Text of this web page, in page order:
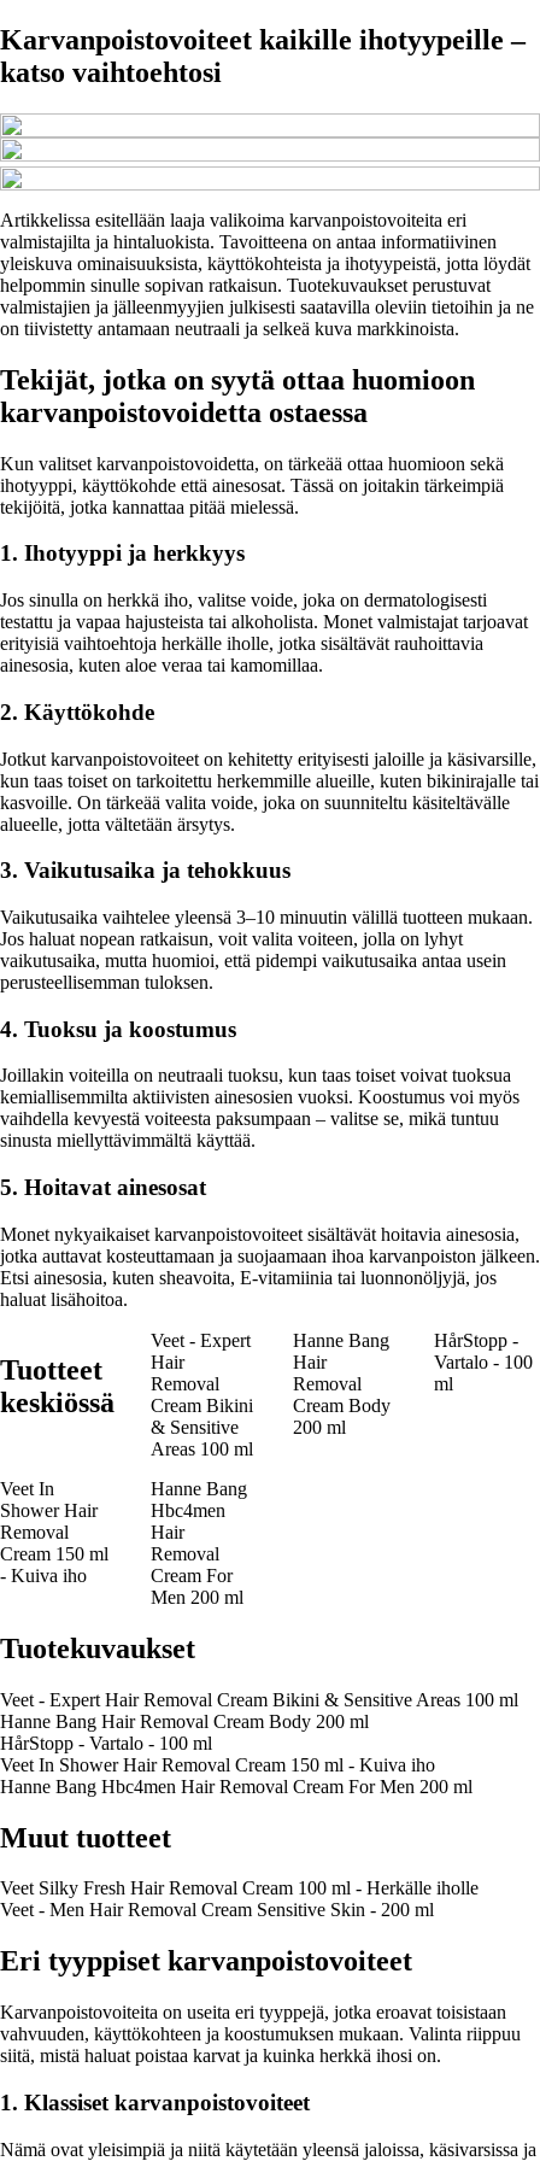
Karvanpoistovoiteet kaikille ihotyypeille –
katso vaihtoehtosi
Artikkelissa esitellään laaja valikoima karvanpoistovoiteita eri
valmistajilta ja hintaluokista. Tavoitteena on antaa informatiivinen
yleiskuva ominaisuuksista, käyttökohteista ja ihotyypeistä, jotta löydät
helpommin sinulle sopivan ratkaisun. Tuotekuvaukset perustuvat
valmistajien ja jälleenmyyjien julkisesti saatavilla oleviin tietoihin ja ne
on tiivistetty antamaan neutraali ja selkeä kuva markkinoista.
Tekijät, jotka on syytä ottaa huomioon
karvanpoistovoidetta ostaessa
Kun valitset karvanpoistovoidetta, on tärkeää ottaa huomioon sekä
ihotyyppi, käyttökohde että ainesosat. Tässä on joitakin tärkeimpiä
tekijöitä, jotka kannattaa pitää mielessä.
1. Ihotyyppi ja herkkyys
Jos sinulla on herkkä iho, valitse voide, joka on dermatologisesti
testattu ja vapaa hajusteista tai alkoholista. Monet valmistajat tarjoavat
erityisiä vaihtoehtoja herkälle iholle, jotka sisältävät rauhoittavia
ainesosia, kuten aloe veraa tai kamomillaa.
2. Käyttökohde
Jotkut karvanpoistovoiteet on kehitetty erityisesti jaloille ja käsivarsille,
kun taas toiset on tarkoitettu herkemmille alueille, kuten bikinirajalle tai
kasvoille. On tärkeää valita voide, joka on suunniteltu käsiteltävälle
alueelle, jotta vältetään ärsytys.
3. Vaikutusaika ja tehokkuus
Vaikutusaika vaihtelee yleensä 3–10 minuutin välillä tuotteen mukaan.
Jos haluat nopean ratkaisun, voit valita voiteen, jolla on lyhyt
vaikutusaika, mutta huomioi, että pidempi vaikutusaika antaa usein
perusteellisemman tuloksen.
4. Tuoksu ja koostumus
Joillakin voiteilla on neutraali tuoksu, kun taas toiset voivat tuoksua
kemiallisemmilta aktiivisten ainesosien vuoksi. Koostumus voi myös
vaihdella kevyestä voiteesta paksumpaan – valitse se, mikä tuntuu
sinusta miellyttävimmältä käyttää.
5. Hoitavat ainesosat
Monet nykyaikaiset karvanpoistovoiteet sisältävät hoitavia ainesosia,
jotka auttavat kosteuttamaan ja suojaamaan ihoa karvanpoiston jälkeen.
Etsi ainesosia, kuten sheavoita, E-vitamiinia tai luonnonöljyjä, jos
haluat lisähoitoa.
Tuotteet
keskiössä
Veet - Expert
Hair
Removal
Cream Bikini
& Sensitive
Areas 100 ml
Hanne Bang
Hair
Removal
Cream Body
200 ml
HårStopp -
Vartalo - 100
ml
Veet In
Shower Hair
Removal
Cream 150 ml
- Kuiva iho
Hanne Bang
Hbc4men
Hair
Removal
Cream For
Men 200 ml
Tuotekuvaukset
Veet - Expert Hair Removal Cream Bikini & Sensitive Areas 100 ml
Hanne Bang Hair Removal Cream Body 200 ml
HårStopp - Vartalo - 100 ml
Veet In Shower Hair Removal Cream 150 ml - Kuiva iho
Hanne Bang Hbc4men Hair Removal Cream For Men 200 ml
Muut tuotteet
Veet Silky Fresh Hair Removal Cream 100 ml - Herkälle iholle
Veet - Men Hair Removal Cream Sensitive Skin - 200 ml
Eri tyyppiset karvanpoistovoiteet
Karvanpoistovoiteita on useita eri tyyppejä, jotka eroavat toisistaan
vahvuuden, käyttökohteen ja koostumuksen mukaan. Valinta riippuu
siitä, mistä haluat poistaa karvat ja kuinka herkkä ihosi on.
1. Klassiset karvanpoistovoiteet
Nämä ovat yleisimpiä ja niitä käytetään yleensä jaloissa, käsivarsissa ja